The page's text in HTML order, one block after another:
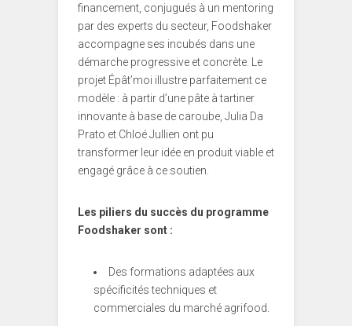
financement, conjugués à un mentoring
par des experts du secteur, Foodshaker
accompagne ses incubés dans une
démarche progressive et concrète. Le
projet Épât’moi illustre parfaitement ce
modèle : à partir d’une pâte à tartiner
innovante à base de caroube, Julia Da
Prato et Chloé Jullien ont pu
transformer leur idée en produit viable et
engagé grâce à ce soutien.
Les piliers du succès du programme
Foodshaker sont :
Des formations adaptées aux
spécificités techniques et
commerciales du marché agrifood.